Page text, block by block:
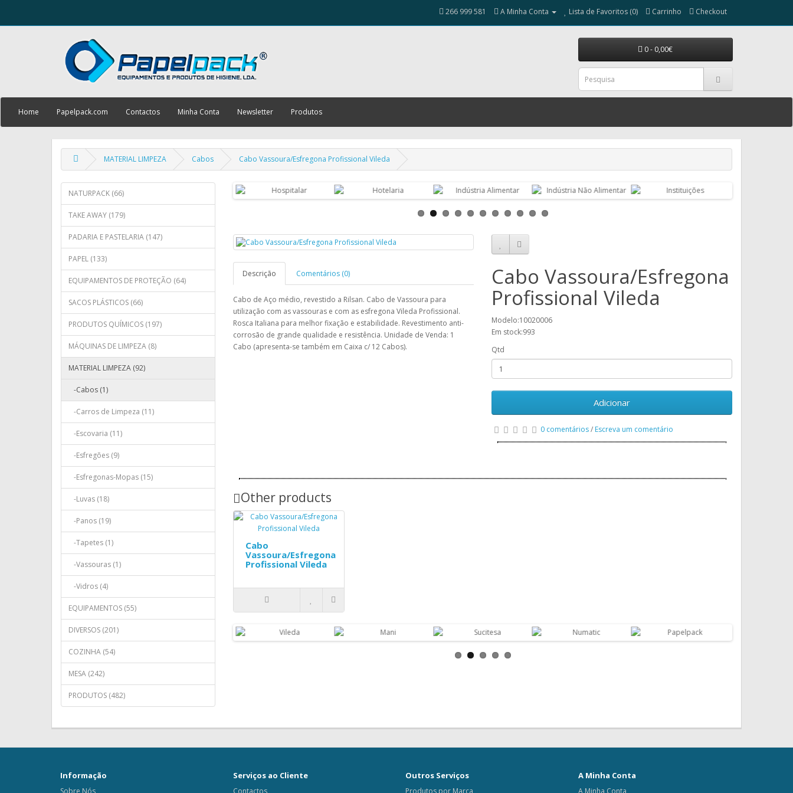
266 999 581 A Minha Conta Lista de Favoritos (0) Carrinho Checkout
0 - 0,00€
Home Papelpack.com Contactos Minha Conta Newsletter Produtos
MATERIAL LIMPEZA Cabos Cabo Vassoura/Esfregona Profissional Vileda
NATURPACK (66)
TAKE AWAY (179)
PADARIA E PASTELARIA (147)
PAPEL (133)
EQUIPAMENTOS DE PROTEÇÃO (64)
SACOS PLÁSTICOS (66)
PRODUTOS QUÍMICOS (197)
MÁQUINAS DE LIMPEZA (8)
MATERIAL LIMPEZA (92)
-Cabos (1)
-Carros de Limpeza (11)
-Escovaria (11)
-Esfregões (9)
-Esfregonas-Mopas (15)
-Luvas (18)
-Panos (19)
-Tapetes (1)
-Vassouras (1)
-Vidros (4)
EQUIPAMENTOS (55)
DIVERSOS (201)
COZINHA (54)
MESA (242)
PRODUTOS (482)
Descrição Comentários (0)
Cabo de Aço médio, revestido a Rilsan. Cabo de Vassoura para
utilização com as vassouras e com as esfregona Vileda Profissional.
Rosca Italiana para melhor fixação e estabilidade. Revestimento anti-
corrosão de grande qualidade e resistência. Unidade de Venda: 1
Cabo (apresenta-se também em Caixa c/ 12 Cabos).
Cabo Vassoura/Esfregona
Profissional Vileda
Modelo:10020006
Em stock:993
Qtd
Adicionar
0 comentários/ Escreva um comentário
Other products
Cabo
Vassoura/Esfregona
Profissional Vileda
Informação
Sobre Nós
Serviços ao Cliente
Contactos
Outros Serviços
Produtos por Marca
A Minha Conta
A Minha Conta